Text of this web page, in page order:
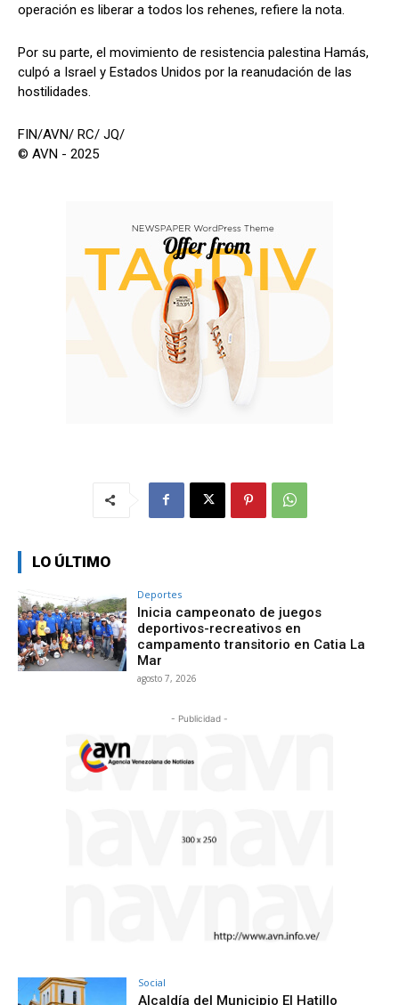
operación es liberar a todos los rehenes, refiere la nota.
Por su parte, el movimiento de resistencia palestina Hamás,
culpó a Israel y Estados Unidos por la reanudación de las
hostilidades.
FIN/AVN/ RC/ JQ/
© AVN - 2025
LO ÚLTIMO
Deportes
Inicia campeonato de juegos
deportivos-recreativos en
campamento transitorio en Catia La
Mar
agosto 7, 2026
- Publicidad -
Social
Alcaldía del Municipio El Hatillo